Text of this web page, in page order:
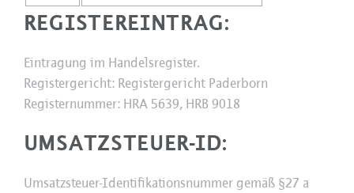
REGISTEREINTRAG:
Eintragung im Handelsregister.
Registergericht: Registergericht Paderborn
Registernummer: HRA 5639, HRB 9018
UMSATZSTEUER-ID:
Umsatzsteuer-Identifikationsnummer gemäß §27 a